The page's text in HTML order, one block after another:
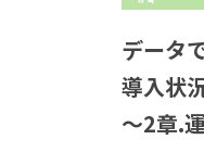
データ
導入状
〜2章.